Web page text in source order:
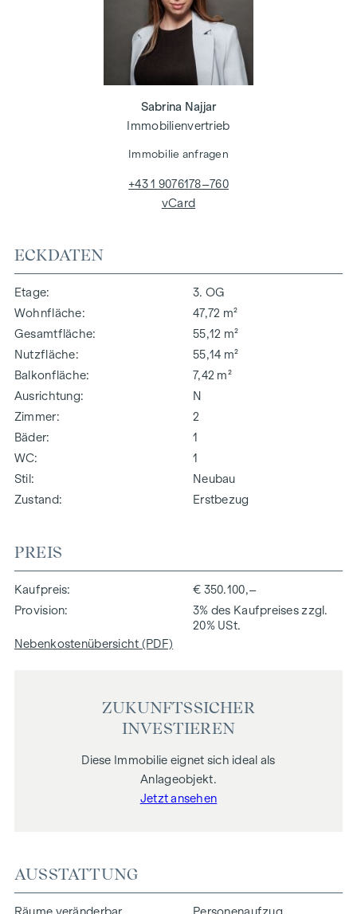
ECKDATEN
Etage
3. OG
Wohnfläche
47,72 m²
Gesamtfläche
55,12 m²
Nutzfläche
55,14 m²
Balkonfläche
7,42 m²
Ausrichtung
N
Zimmer
2
Bäder
1
WC
1
Stil
Neubau
Zustand
Erstbezug
PREIS
Kaufpreis
€ 350.100,–
Provision
3% des Kaufpreises zzgl.
20% USt.
Nebenkostenübersicht (PDF)
ZUKUNFTSSICHER
INVESTIEREN
Diese Immobilie eignet sich ideal als
Anlageobjekt.
Jetzt ansehen
AUSSTATTUNG
Sabrina Najjar
Immobilienvertrieb
Immobilie anfragen
+43 1 9076178–760
vCard